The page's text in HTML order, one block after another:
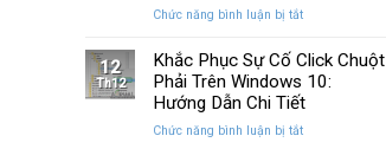
Thập
“Đứng
Yên”
bị
%
khi
sao
và
Chức năng bình luận bị tắtở
Phục
Sự
Cố
Chuột
12
Th12
Khắc Phục Sự Cố Click Chuột
Phải Trên Windows 10:
Hướng Dẫn Chi Tiết
Chức năng bình luận bị tắtở